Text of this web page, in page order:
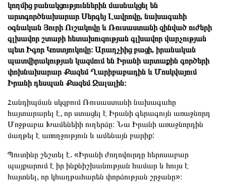
կողմից բանակցություններին մասնակցել են
արտգործնախարար Սերգեյ Լավրովը, նախագահի
օգնական Յուրի Ուշակովը և Ռուսաստանի զինված ուժերի
գլխավոր շտաբի հետախուզության գլխավոր վարչության
պետ Իգոր Կոստյուկովը։ Արաղչիից բացի, իրանական
պատվիրակության կազմում են Իրանի արտաքին գործերի
փոխնախարար Քազեմ Ղարիբաբադին և Մոսկվայում
Իրանի դեսպան Քազեմ Ջալալին։
Հանդիպման սկզբում Ռուսաստանի նախագահը
հայտարարել է, որ ստացել է Իրանի գերագույն առաջնորդ
Մոջթաբա Խամենեիի ուղերձը։ Նա Իրանի առաջնորդին
մաղթել է առողջություն և ամենայն բարիք:
Պուտինը շեշտել է. «Իրանի ժողովուրդը հերոսաբար
պայքարում է իր ինքնիշխանության համար և հույս է
հայտնել, որ կհաղթահարեն փորձության շրջանը»։